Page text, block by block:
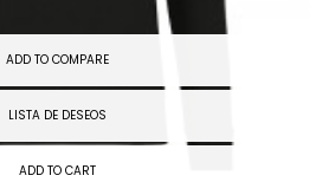
ADD TO COMPARE
LISTA DE DESEOS
ADD TO CART